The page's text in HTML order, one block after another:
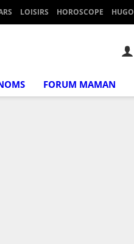
LOISIRS HOROSCOPE HUGO
FORUM MAMAN